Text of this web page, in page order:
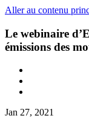
Aller au contenu
Le webinaire
émissions des
Jan 27, 2021